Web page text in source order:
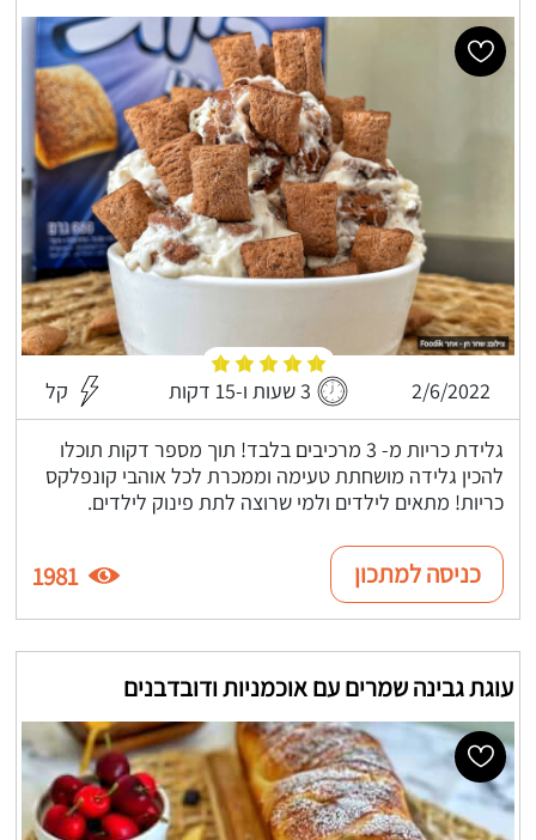
2/6/2022 3 שעות ו-15 דקות קל
גלידת כריות מ- 3 מרכיבים בלבד! תוך מספר דקות תוכלו
להכין גלידה מושחתת טעימה וממכרת לכל אוהבי קונפלקס
כריות! מתאים לילדים ולמי שרוצה לתת פינוק לילדים.
כניסה למתכון 1981
עוגת גבינה שמרים עם אוכמניות ודובדבנים